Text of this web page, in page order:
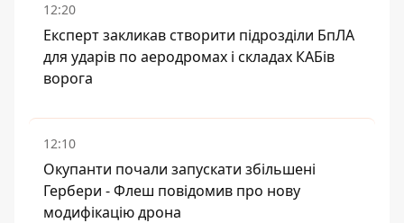
12:20
Експерт закликав створити підрозділи БпЛА
для ударів по аеродромах і складах КАБів
ворога
12:10
Окупанти почали запускати збільшені
Гербери - Флеш повідомив про нову
модифікацію дрона